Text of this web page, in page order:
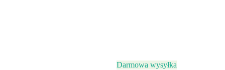
Darmowa wysyłka